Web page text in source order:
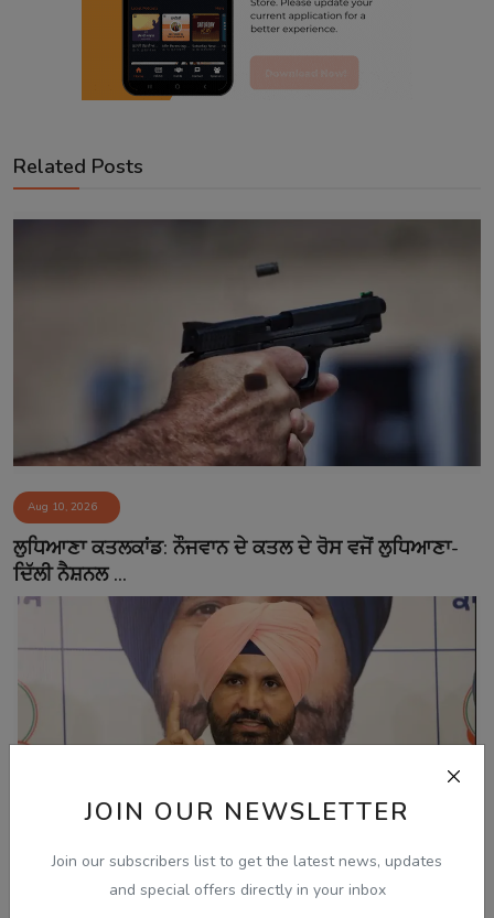
JOIN OUR NEWSLETTER
Join our subscribers list to get the latest news, updates
and special offers directly in your inbox
Related Posts
Aug 10, 2026
ਲੁਧਿਆਣਾ ਕਤਲਕਾਂਡ: ਨੌਜਵਾਨ ਦੇ ਕਤਲ ਦੇ ਰੋਸ ਵਜੋਂ ਲੁਧਿਆਣਾ-
ਦਿੱਲੀ ਨੈਸ਼ਨਲ ...